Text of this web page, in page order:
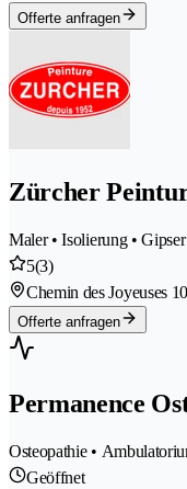
Offerte anfragen
Zürcher
Maler • Isolierung •
5(3)
Chemin des Joyeuses 10
Offerte anfragen
Permanence
Osteopathie •
Geöffnet